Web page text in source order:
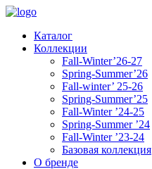
Каталог
Коллекции
Fall-Winter’26-27
Spring-Summer’26
Fall-winter’ 25-26
Spring-Summer’25
Fall-Winter ’24-25
Spring-Summer ’24
Fall-Winter ’23-24
Базовая коллекция
О бренде